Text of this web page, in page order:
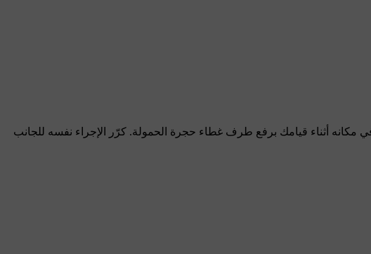
مكانه أثناء قيامك برفع طرف غطاء حجرة الحمولة. كرّر الإجراء نفسه للجانب